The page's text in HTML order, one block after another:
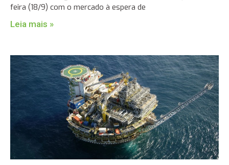
feira (18/9) com o mercado à espera de
Leia mais »